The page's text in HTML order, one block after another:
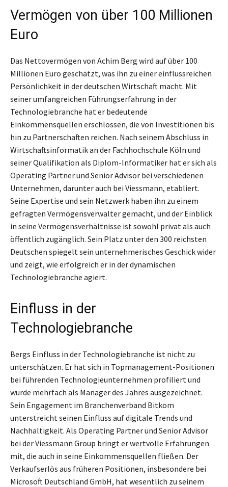
Vermögen von über 100 Millionen
Euro
Das Nettovermögen von Achim Berg wird auf über 100
Millionen Euro geschätzt, was ihn zu einer einflussreichen
Persönlichkeit in der deutschen Wirtschaft macht. Mit
seiner umfangreichen Führungserfahrung in der
Technologiebranche hat er bedeutende
Einkommensquellen erschlossen, die von Investitionen bis
hin zu Partnerschaften reichen. Nach seinem Abschluss in
Wirtschaftsinformatik an der Fachhochschule Köln und
seiner Qualifikation als Diplom-Informatiker hat er sich als
Operating Partner und Senior Advisor bei verschiedenen
Unternehmen, darunter auch bei Viessmann, etabliert.
Seine Expertise und sein Netzwerk haben ihn zu einem
gefragten Vermögensverwalter gemacht, und der Einblick
in seine Vermögensverhältnisse ist sowohl privat als auch
öffentlich zugänglich. Sein Platz unter den 300 reichsten
Deutschen spiegelt sein unternehmerisches Geschick wider
und zeigt, wie erfolgreich er in der dynamischen
Technologiebranche agiert.
Einfluss in der
Technologiebranche
Bergs Einfluss in der Technologiebranche ist nicht zu
unterschätzen. Er hat sich in Topmanagement-Positionen
bei führenden Technologieunternehmen profiliert und
wurde mehrfach als Manager des Jahres ausgezeichnet.
Sein Engagement im Branchenverband Bitkom
unterstreicht seinen Einfluss auf digitale Trends und
Nachhaltigkeit. Als Operating Partner und Senior Advisor
bei der Viessmann Group bringt er wertvolle Erfahrungen
mit, die auch in seine Einkommensquellen fließen. Der
Verkaufserlös aus früheren Positionen, insbesondere bei
Microsoft Deutschland GmbH, hat wesentlich zu seinem